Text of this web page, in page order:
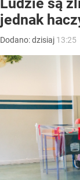
jednak
Dodano:dzisiaj 13:25